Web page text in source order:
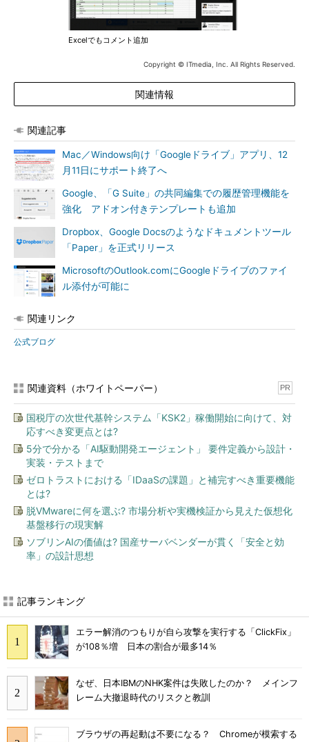
Excelでもコメント追加
Copyright © ITmedia, Inc. All Rights Reserved.
関連情報
関連記事
Mac／Windows向け「Googleドライブ」アプリ、12
月11日にサポート終了へ
Google、「G Suite」の共同編集での履歴管理機能を
強化 アドオン付きテンプレートも追加
Dropbox、Google Docsのようなドキュメントツール
「Paper」を正式リリース
MicrosoftのOutlook.comにGoogleドライブのファイ
ル添付が可能に
関連リンク
公式ブログ
関連資料（ホワイトペーパー） PR
国税庁の次世代基幹システム「KSK2」稼働開始に向けて、対
応すべき変更点とは?
5分で分かる「AI駆動開発エージェント」 要件定義から設計・
実装・テストまで
ゼロトラストにおける「IDaaSの課題」と補完すべき重要機能
とは?
脱VMwareに何を選ぶ? 市場分析や実機検証から見えた仮想化
基盤移行の現実解
ソブリンAIの価値は? 国産サーバベンダーが貫く「安全と効
率」の設計思想
記事ランキング
エラー解消のつもりが自ら攻撃を実行する「ClickFix」
が108％増 日本の割合が最多14％
なぜ、日本IBMのNHK案件は失敗したのか？ メインフ
レーム大撤退時代のリスクと教訓
ブラウザの再起動は不要になる？ Chromeが模索する